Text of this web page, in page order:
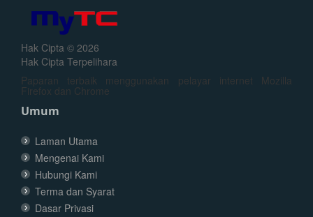
Hak Cipta © 2026
Hak Cipta Terpelihara
Paparan terbaik menggunakan pelayar internet Mozilla
Firefox dan Chrome
Umum
Laman Utama
Mengenai Kami
Hubungi Kami
Terma dan Syarat
Dasar Privasi